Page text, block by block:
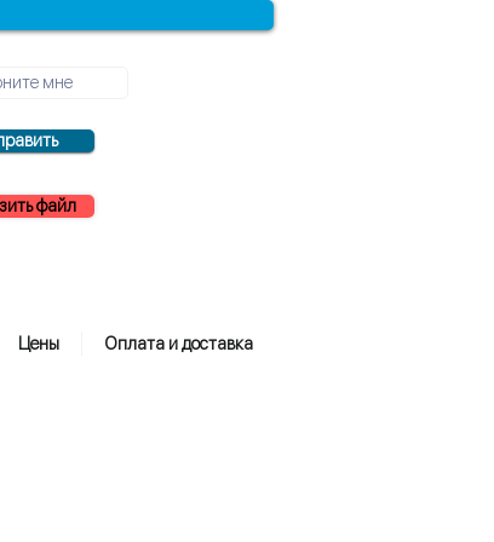
файл
Цены Оплата и доставка